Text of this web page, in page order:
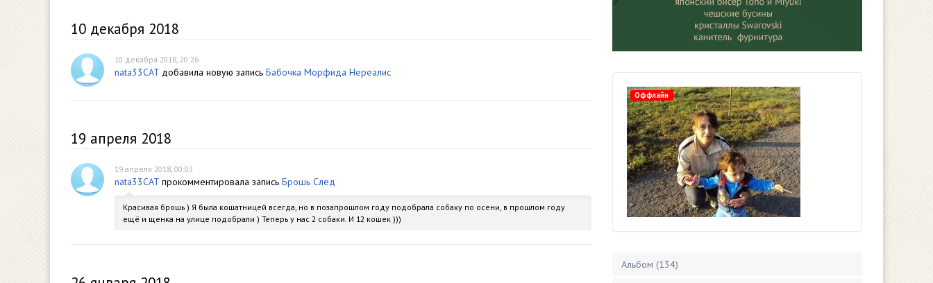
10 декабря 2018
10 декабря 2018, 20:26
nata33CAT добавила новую запись Бабочка Морфида Нереалис
19 апреля 2018
19 апреля 2018, 00:03
nata33CAT прокомментировала запись Брошь След
Красивая брошь ) Я была кошатницей всегда, но в позапрошлом году подобрала собаку по осени, в прошлом году
ещё и щенка на улице подобрали ) Теперь у нас 2 собаки. И 12 кошек )))
Оффлайн
Альбом (134)